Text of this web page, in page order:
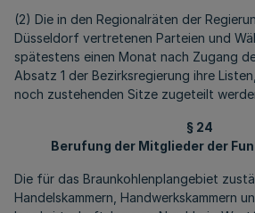
(2) Die in den Regionalräten der
Düsseldorf vertretenen Parteien und
spätestens einen Monat nach Zugang
Absatz 1 der Bezirksregierung ihre
noch zustehenden Sitze zugeteilt
§ 24
Berufung der Mitglieder der
Die für das Braunkohlenplangebiet
Handelskammern, Handwerkskammern